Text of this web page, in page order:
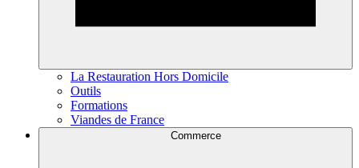
La Restauration Hors Domicile
Outils
Formations
Viandes de France
Commerce